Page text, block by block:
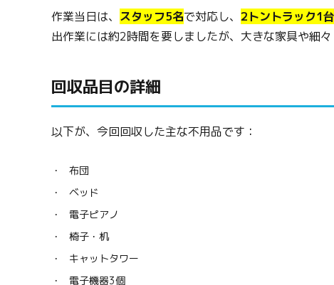
作業当日は、 スタッフ5名で対応し、 2トントラック1
出作業には約2時間を要しましたが、大きな家具や細
回収品目の詳細
以下が、今回回収した主な不用品です：
布団
ベッド
電子ピアノ
椅子・机
キャットタワー
電子機器3個